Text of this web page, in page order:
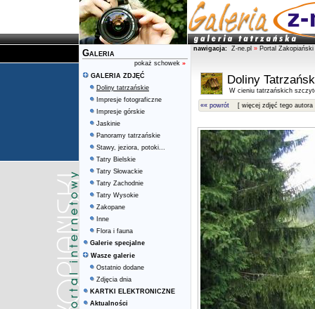
Galeria
pokaż schowek »
GALERIA ZDJĘĆ
Doliny tatrzańskie
Impresje fotograficzne
Impresje górskie
Jaskinie
Panoramy tatrzańskie
Stawy, jeziora, potoki...
Tatry Bielskie
Tatry Słowackie
Tatry Zachodnie
Tatry Wysokie
Zakopane
Inne
Flora i fauna
Galerie specjalne
Wasze galerie
Ostatnio dodane
Zdjęcia dnia
KARTKI ELEKTRONICZNE
Aktualności
nawigacja: Z-ne.pl » Portal Zakopiański
Doliny
W cieniu tatrzańskich
«« powrót [ więcej zdjęć tego autora